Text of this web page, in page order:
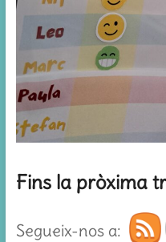
Fins la pròxima
Segueix-nos a: